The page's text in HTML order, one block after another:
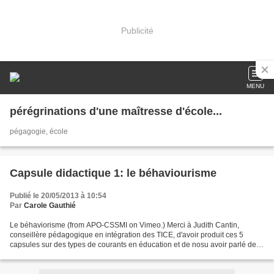
Publicité
MENU
pérégrinations d'une maîtresse d'école...
pégagogie, école
Capsule didactique 1: le béhaviourisme
Publié le 20/05/2013 à 10:54
Par Carole Gauthié
Le béhaviorisme (from APO-CSSMI on Vimeo.) Merci à Judith Cantin,
conseillère pédagogique en intégration des TICE, d'avoir produit ces 5
capsules sur des types de courants en éducation et de nosu avoir parlé de